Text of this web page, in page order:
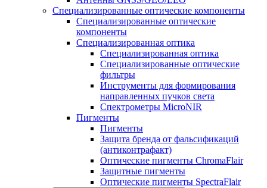
Специализированные оптические компоненты
Специализированные оптические
компоненты
Специализированная оптика
Специализированная оптика
Специализированные оптические
фильтры
Инструменты для формирования
направленных пучков света
Спектрометры MicroNIR
Пигменты
Пигменты
Защита бренда от фальсификаций
(антиконтрафакт)
Оптические пигменты ChromaFlair
Защитные пигменты
Оптические пигменты SpectraFlair